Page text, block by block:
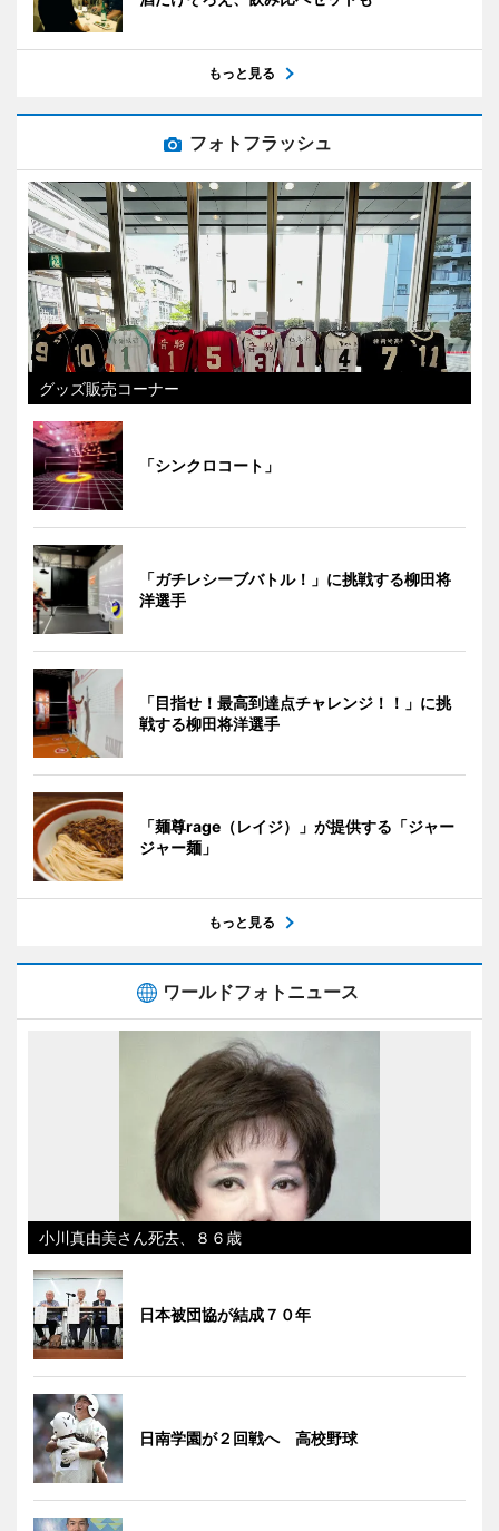
もっと見る
フォトフラッシュ
グッズ販売コーナー
「シンクロコート」
「ガチレシーブバトル！」に挑戦する柳田将
洋選手
「目指せ！最高到達点チャレンジ！！」に挑
戦する柳田将洋選手
「麺尊rage（レイジ）」が提供する「ジャー
ジャー麺」
もっと見る
ワールドフォトニュース
小川真由美さん死去、８６歳
日本被団協が結成７０年
日南学園が２回戦へ 高校野球